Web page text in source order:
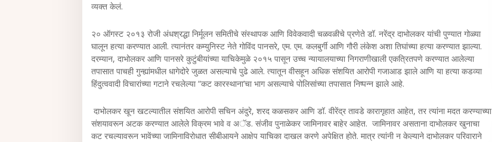
व्यक्त केलं.
२० ऑगस्ट २०१३ रोजी अंधश्रद्धा निर्मूलन समितीचे संस्थापक आणि विवेकवादी चळवळीचे प्रणेते डॉ. नरेंद्र दाभोलकर यांची पुण्यात गोळ्या
घालून हत्या करण्यात आली. त्यानंतर कम्युनिस्ट नेते गोविंद पानसरे, एम. एम. कलबुर्गी आणि गौरी लंकेश अशा तिघांच्या हत्या करण्यात झाल्या.
दरम्यान, दाभोलकर आणि पानसरे कुटुंबीयांच्या याचिकेमुळे २०१५ पासून उच्च न्यायालयाच्या निगराणीखाली एकत्रितपणे करण्यात आलेल्या
तपासात पाचही गुन्ह्यांमधील धागेदोरे जुळत असल्याचे पुढे आले. त्यातून वीसहून अधिक संशयित आरोपी गजाआड झाले आणि या हत्या कडव्या
हिंदुत्ववादी विचारांच्या गटाने रचलेल्या “कट कारस्थाना’चा भाग असल्याचे पोलिसांच्या तपासात निष्पन्न झाले आहे.
दाभोलकर खून खटल्यातील संशयित आरोपी सचिन अंदुरे, शरद कळसकर आणि डॉ. वीरेंद्र तावडे कारागृहात आहेत, तर त्यांना मदत करण्याच्या
संशयावरून अटक करण्यात आलेले विक्रम भावे व अॅड. संजीव पुनाळेकर जामिनावर बाहेर आहेत. जामिनावर असताना दाभोलकर खुनाचा
कट रचल्यावरून भावेंच्या जामिनाविरोधात सीबीआयने आक्षेप याचिका दाखल करणे अपेक्षित होते. मात्र त्यांनी न केल्याने दाभोलकर परिवाराने